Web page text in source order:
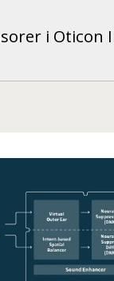
i Oticon